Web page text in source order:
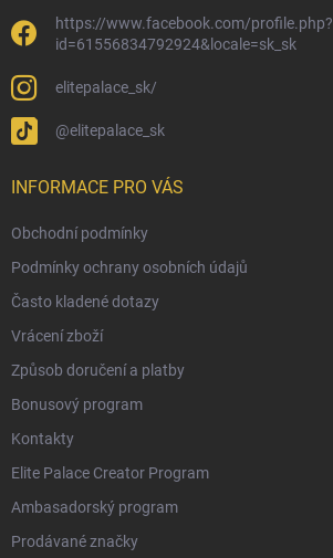
https://www.facebook.com/profile.php?
id=61556834792924&locale=sk_sk
elitepalace_sk/
@elitepalace_sk
INFORMACE PRO VÁS
Obchodní podmínky
Podmínky ochrany osobních údajů
Často kladené dotazy
Vrácení zboží
Způsob doručení a platby
Bonusový program
Kontakty
Elite Palace Creator Program
Ambasadorský program
Prodávané značky